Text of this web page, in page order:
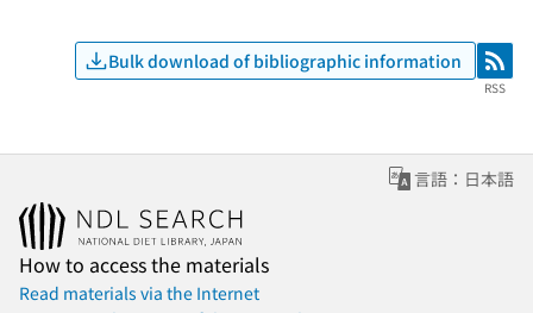
Bulk download of bibliographic information RSS
RSS
言語：日本語
How to access the materials
Read materials via the Internet